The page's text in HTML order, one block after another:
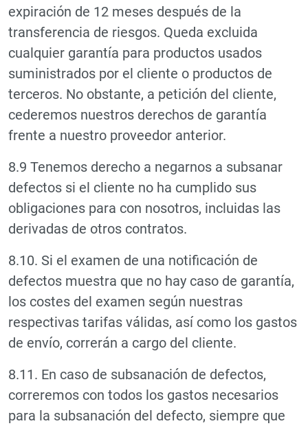
expiración de 12 meses después de la
transferencia de riesgos. Queda excluida
cualquier garantía para productos usados
suministrados por el cliente o productos de
terceros. No obstante, a petición del cliente,
cederemos nuestros derechos de garantía
frente a nuestro proveedor anterior.
8.9 Tenemos derecho a negarnos a subsanar
defectos si el cliente no ha cumplido sus
obligaciones para con nosotros, incluidas las
derivadas de otros contratos.
8.10. Si el examen de una notificación de
defectos muestra que no hay caso de garantía,
los costes del examen según nuestras
respectivas tarifas válidas, así como los gastos
de envío, correrán a cargo del cliente.
8.11. En caso de subsanación de defectos,
correremos con todos los gastos necesarios
para la subsanación del defecto, siempre que